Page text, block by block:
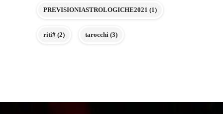
PREVISIONIASTROLOGICHE2021 (1)
riti# (2) tarocchi (3)